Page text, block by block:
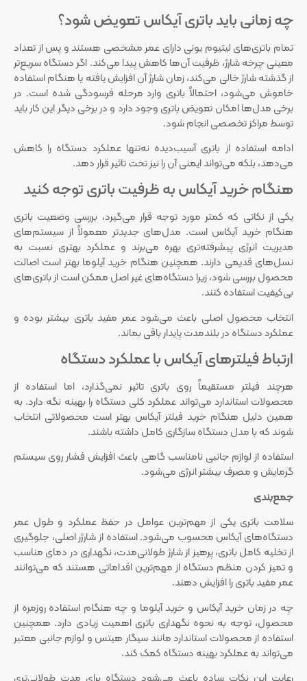
چه زمانی باید باتری آیکاس تعویض شود؟
تمام باتری‌های لیتیوم یونی دارای عمر مشخصی هستند و پس از تعداد
معینی چرخه شارژ، ظرفیت آن‌ها کاهش پیدا می‌کند. اگر دستگاه سریع‌تر
از گذشته شارژ خالی می‌کند، زمان شارژ آن افزایش یافته یا هنگام استفاده
خاموش می‌شود، احتمالاً باتری وارد مرحله فرسودگی شده است. در
برخی مدل‌ها امکان تعویض باتری وجود دارد و در برخی دیگر این کار باید
توسط مراکز تخصصی انجام شود.
ادامه استفاده از باتری آسیب‌دیده نه‌تنها عملکرد دستگاه را کاهش
می‌دهد، بلکه می‌تواند ایمنی آن را نیز تحت تاثیر قرار دهد.
هنگام خرید آیکاس به ظرفیت باتری توجه کنید
یکی از نکاتی که کمتر مورد توجه قرار می‌گیرد، بررسی وضعیت باتری
هنگام خرید آیکاس است. مدل‌های جدیدتر معمولاً از سیستم‌های
مدیریت انرژی پیشرفته‌تری بهره می‌برند و عملکرد بهتری نسبت به
نسل‌های قدیمی دارند. همچنین هنگام خرید آیلوما بهتر است اصالت
محصول بررسی شود، زیرا دستگاه‌های غیر اصل ممکن است از باتری‌های
بی‌کیفیت استفاده کنند.
انتخاب محصول اصلی باعث می‌شود عمر مفید باتری بیشتر بوده و
عملکرد دستگاه در بلندمدت پایدار باقی بماند.
ارتباط فیلترهای آیکاس با عملکرد دستگاه
هرچند فیلتر مستقیماً روی باتری تاثیر نمی‌گذارد، اما استفاده از
محصولات استاندارد می‌تواند عملکرد کلی دستگاه را بهینه نگه دارد. به
همین دلیل هنگام خرید فیلتر آیکاس بهتر است محصولاتی انتخاب
شوند که با مدل دستگاه سازگاری کامل داشته باشند.
استفاده از لوازم جانبی نامناسب گاهی باعث افزایش فشار روی سیستم
گرمایش و مصرف بیشتر انرژی می‌شود.
جمع‌بندی
سلامت باتری یکی از مهم‌ترین عوامل در حفظ عملکرد و طول عمر
دستگاه‌های آیکاس محسوب می‌شود. استفاده از شارژر اصلی، جلوگیری
از تخلیه کامل باتری، پرهیز از شارژ طولانی‌مدت، نگهداری در دمای مناسب
و تمیز کردن منظم دستگاه از مهم‌ترین اقداماتی هستند که می‌توانند
عمر مفید باتری را افزایش دهند.
چه در زمان خرید آیکاس و خرید آیلوما و چه هنگام استفاده روزمره از
محصول، توجه به نحوه نگهداری باتری اهمیت زیادی دارد. همچنین
استفاده از محصولات استاندارد مانند سیگار هیتس و لوازم جانبی معتبر
می‌تواند به عملکرد بهینه دستگاه کمک کند.